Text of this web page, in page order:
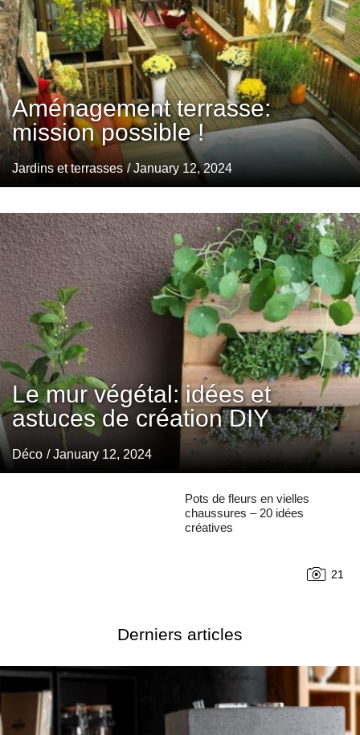
Aménagement terrasse:
mission possible !
Jardins et terrasses / January 12, 2024
Le mur végétal: idées et
astuces de création DIY
Déco / January 12, 2024
Pots de fleurs en vielles
chaussures – 20 idées
créatives
21
Derniers articles